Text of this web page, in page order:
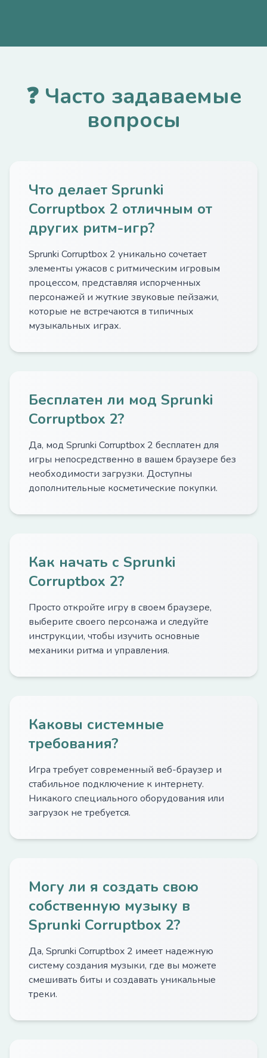
❓ Часто задаваемые
вопросы
Что делает Sprunki
Corruptbox 2 отличным от
других ритм-игр?
Sprunki Corruptbox 2 уникально сочетает
элементы ужасов с ритмическим игровым
процессом, представляя испорченных
персонажей и жуткие звуковые пейзажи,
которые не встречаются в типичных
музыкальных играх.
Бесплатен ли мод Sprunki
Corruptbox 2?
Да, мод Sprunki Corruptbox 2 бесплатен для
игры непосредственно в вашем браузере без
необходимости загрузки. Доступны
дополнительные косметические покупки.
Как начать с Sprunki
Corruptbox 2?
Просто откройте игру в своем браузере,
выберите своего персонажа и следуйте
инструкции, чтобы изучить основные
механики ритма и управления.
Каковы системные
требования?
Игра требует современный веб-браузер и
стабильное подключение к интернету.
Никакого специального оборудования или
загрузок не требуется.
Могу ли я создать свою
собственную музыку в
Sprunki Corruptbox 2?
Да, Sprunki Corruptbox 2 имеет надежную
систему создания музыки, где вы можете
смешивать биты и создавать уникальные
треки.